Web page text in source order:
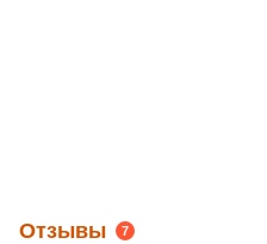
Отзывы 7